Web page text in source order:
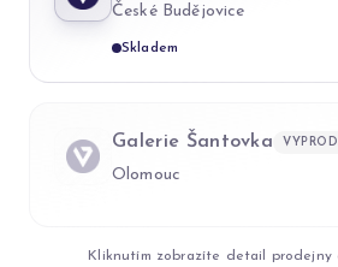
České Budějovice
Skladem
Galerie Šantovka
Olomouc
Kliknutím zobrazíte detail prodejny